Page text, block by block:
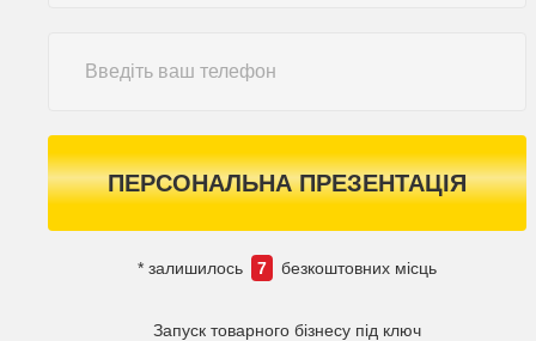
ПЕРСОНАЛЬНА ПРЕЗЕНТАЦІЯ
* залишилось 7 безкоштовних місць
Запуск товарного бізнесу під ключ